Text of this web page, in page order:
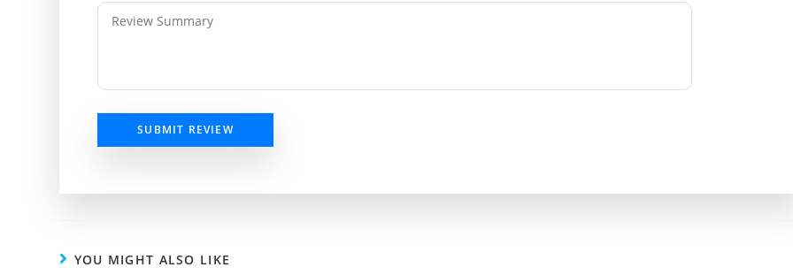
SUBMIT REVIEW
YOU MIGHT ALSO LIKE